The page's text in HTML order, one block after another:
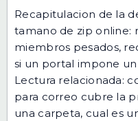
Recapitulacion de la
tamano de zip online:
miembros pesados,
si un portal impone
Lectura relacionada:
para correo cubre la
una carpeta, cual es